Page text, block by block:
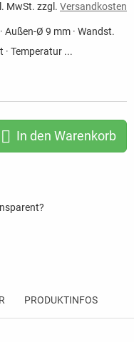
MwSt. zzgl. Versandkosten
Außen-Ø 9 mm · Wandst.
· Temperatur ...
In den Warenkorb
PRODUKTINFOS